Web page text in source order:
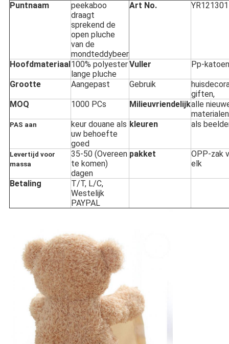
Puntnaam
peekaboo
draagt
sprekend de
open pluche
van de
mondteddybeer
Art No. YR121301
Hoofdmateriaal 100% polyester
lange pluche
Vuller Pp-katoen
Grootte Aangepast Gebruik
giften,
MOQ
1000 PCs Milieuvriendelijkalle
materialen
PAS aan
keur douane als
uw behoefte
goed
kleuren als
Levertijd voor
massa
35-50 (Overeen
te komen)
dagen
pakket
OPP-zak
elk
Betaling
T/T, L/C,
Westelijk
PAYPAL